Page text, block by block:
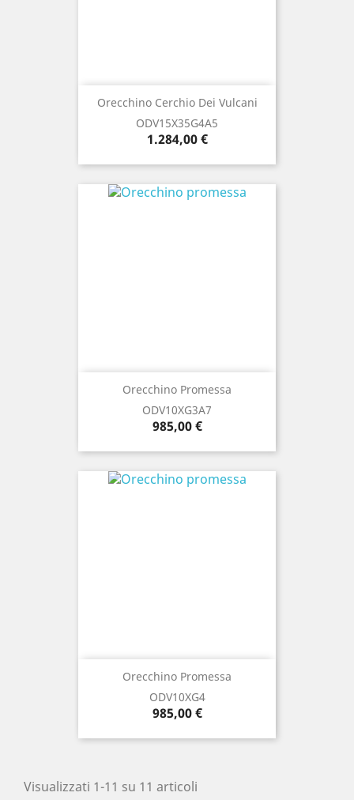
Orecchino Cerchio Dei Vulcani
ODV15X35G4A5
Prezzo
1.284,00 €
Orecchino Promessa
ODV10XG3A7
Prezzo
985,00 €
Orecchino Promessa
ODV10XG4
Prezzo
985,00 €
Visualizzati 1-11 su 11 articoli